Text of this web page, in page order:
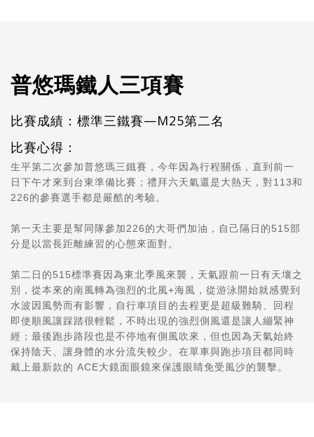
普悠瑪鐵人三項賽
比賽成績：標準三鐵賽—M25第二名
比賽心得：
生平第二次參加普悠瑪三鐵賽，今年因為行程關係，直到前一
日下午才來到台東準備比賽；禮拜六天氣還是大熱天，對113和
226的參賽選手都是嚴酷的考驗。
第一天主要是幫同隊參加226的大哥們加油，自己隔日的515部
分是以當長距離練習的心態來面對。
第二日的515標準賽因為東北季風來襲，天氣跟前一日有天壤之
別，從本來的南風轉為強烈的北風+海風，從游泳開始就感覺到
水波因風勢而有影響，自行車項目的去程更是超級難騎、回程
即使順風讓踩踏很輕鬆，不時出現的強烈側風還是讓人繃緊神
經；最後跑步路段也是不停地有側風吹來，但也因為天氣始終
保持陰天、讓身體的水分流失較少。在單車與跑步項目都同時
戴上最新款的 ACE大鏡面眼鏡來保護眼睛免受風沙的襲擊。